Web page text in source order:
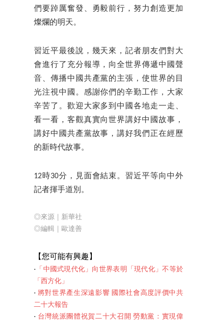
們要踔厲奮發、勇毅前行，努力創造更加
燦爛的明天。
習近平最後說，幾天來，記者朋友們對大
會進行了充分報導，向全世界傳遞中國聲
音、傳播中國共產黨的主張，使世界的目
光注視中國。感謝你們的辛勤工作，大家
辛苦了。歡迎大家多到中國各地走一走、
看一看，客觀真實向世界講好中國故事，
講好中國共產黨故事，講好我們正在經歷
的新時代故事。
12時30分，見面會結束。習近平等向中外
記者揮手道別。
◎來源｜新華社
◎編輯｜歐達善
【您可能有興趣】
‧ 「中國式現代化」向世界表明「現代化」不等於
「西方化」
‧ 將對世界產生深遠影響 國際社會高度評價中共
二十大報告
‧ 台灣統派團體祝賀二十大召開 勞動黨：實現偉